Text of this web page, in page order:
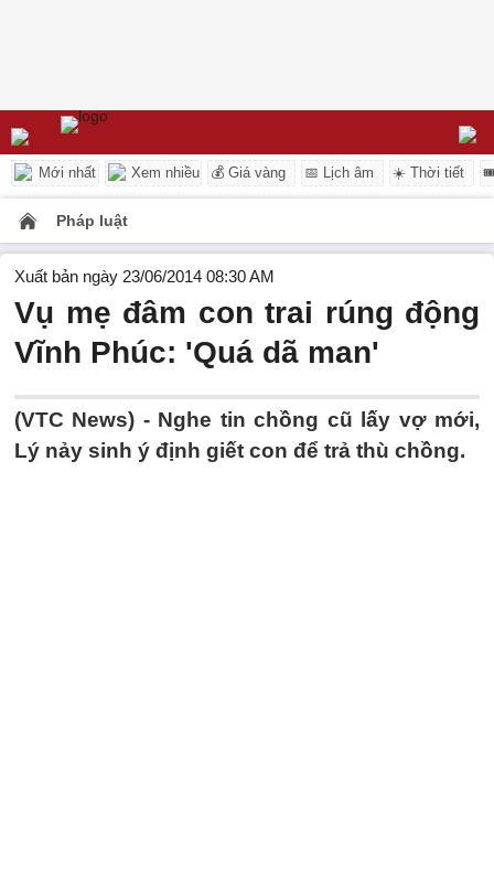
Mới nhất Xem nhiều 💰 Giá vàng 📅 Lịch âm ☀️ Thời tiết
Pháp luật
Xuất bản ngày 23/06/2014 08:30 AM
Vụ mẹ đâm con trai rúng động
Vĩnh Phúc: 'Quá dã man'
(VTC News) - Nghe tin chồng cũ lấy vợ mới,
Lý nảy sinh ý định giết con để trả thù chồng.